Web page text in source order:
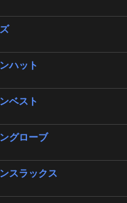
ハット
ベスト
グローブ
スラックス